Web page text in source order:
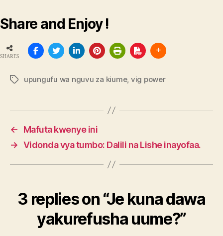
Share and Enjoy !
SHARES
Tagsupungufu wa nguvu za kiume, vig power
←
Mafuta kwenye ini
→ Vidonda vya tumbo: Dalili na Lishe inayofaa.
3 replies on “Je kuna dawa
yakurefusha uume?”